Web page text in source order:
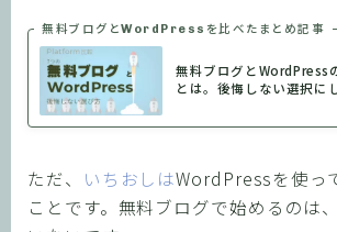
無料ブログとWordPressを比べたまとめ記事
無料ブログとWordPress
とは。後悔しない選択に
ただ、 いちおしはWordPressを使っ
ことです。無料ブログで始めるのは